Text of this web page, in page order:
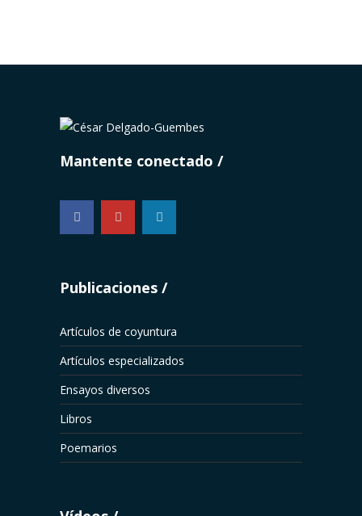
Mantente conectado
...
Publicaciones
Artículos de coyuntura
Artículos especializados
Ensayos diversos
Libros
Poemarios